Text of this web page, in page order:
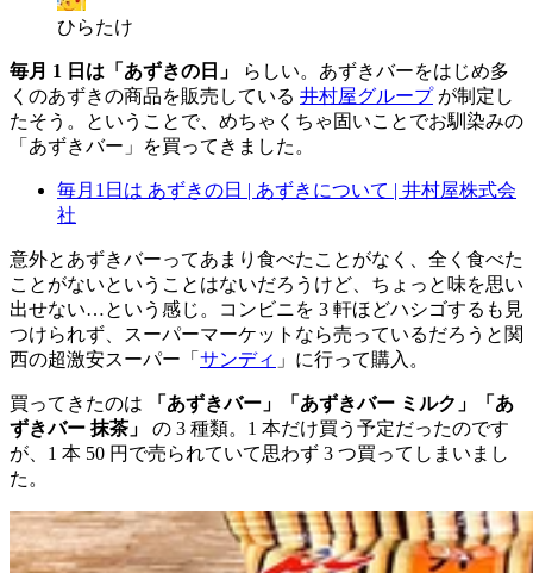
ひらたけ
毎月 1 日は「あずきの日」
らしい。あずきバーをはじめ多
くのあずきの商品を販売している 井村屋グループが制定し
たそう。ということで、めちゃくちゃ固いことでお馴染みの
「あずきバー」を買ってきました。
毎月1日は あずきの日 | あずきについて | 井村屋株式会
社
意外とあずきバーってあまり食べたことがなく、全く食べた
ことがないということはないだろうけど、ちょっと味を思い
出せない…という感じ。コンビニを 3 軒ほどハシゴするも見
つけられず、スーパーマーケットなら売っているだろうと関
西の超激安スーパー「 サンディ 」に行って購入。
買ってきたのは
「あずきバー」「あずきバー ミルク」「あ
ずきバー 抹茶」
の 3 種類。1 本だけ買う予定だったのです
が、1 本 50 円で売られていて思わず 3 つ買ってしまいまし
た。